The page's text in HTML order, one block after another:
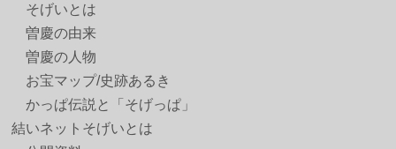
そげいとは
曽慶の由来
曽慶の人物
お宝マップ/史跡あるき
かっぱ伝説と「そげっぱ」
結いネットそげいとは